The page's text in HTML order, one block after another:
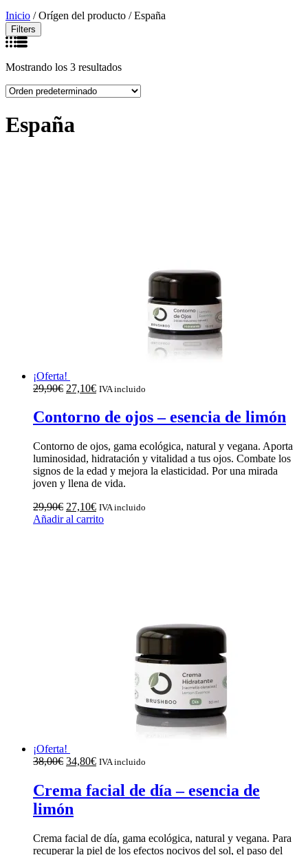
Inicio / Orígen del producto / España
Filters
Mostrando los 3 resultados
España
¡Oferta!
29,90€ El
original
era:
27,10€El
actual
es:
IVA incluido
Contorno de ojos – esencia de limón
Contorno de ojos, gama ecológica, natural y vegana. Aporta
luminosidad, hidratación y vitalidad a tus ojos. Combate los
signos de la edad y mejora la elasticidad. Por una mirada
joven y llena de vida.
29,90€ El
precio
27,10€El
precio
IVA incluido
Añadir al carrito
¡Oferta!
38,00€ El
original
era:
38,00€.
34,80€El
actual
es:
IVA incluido
Crema facial de día – esencia de
limón
Crema facial de día, gama ecológica, natural y vegana. Para
recuperar la piel de los efectos nocivos del sol, el paso del